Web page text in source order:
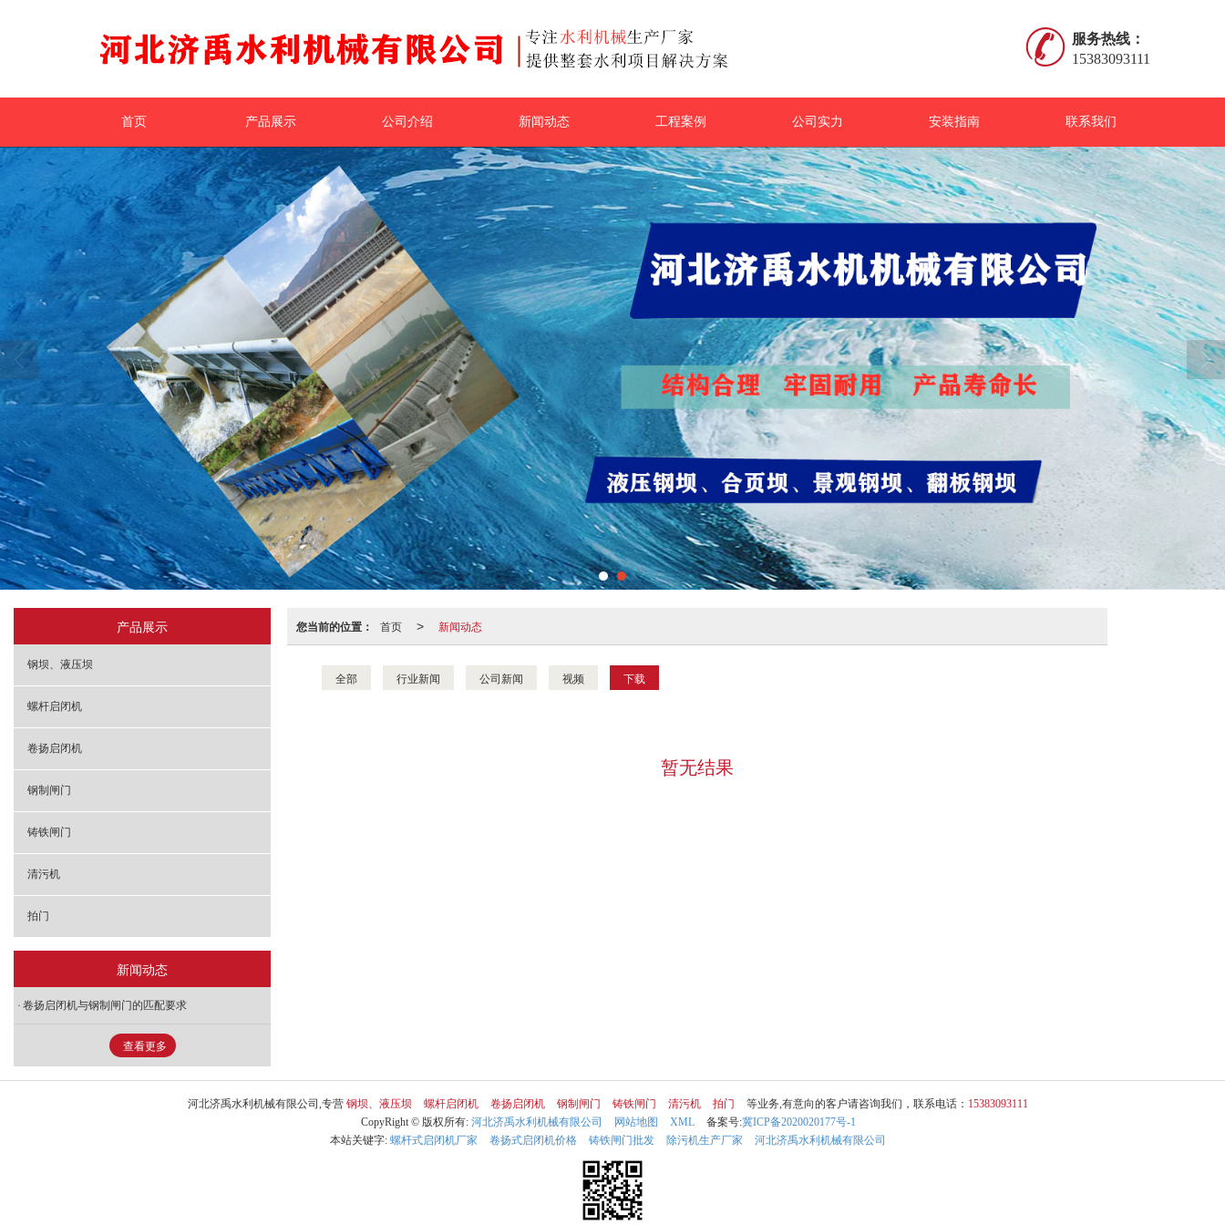
服务热线：
15383093111
首页 产品展示 公司介绍 新闻动态 工程案例 公司实力 安装指南 联系我们
您当前的位置： 首页 > 新闻动态
全部 行业新闻 公司新闻 视频 下载
暂无结果
产品展示
钢坝、液压坝
螺杆启闭机
卷扬启闭机
钢制闸门
铸铁闸门
清污机
拍门
新闻动态
卷扬启闭机与钢制闸门的匹配要求
查看更多
河北济禹水利机械有限公司,专营 钢坝、液压坝 螺杆启闭机 卷扬启闭机 钢制闸门 铸铁闸门 清污机 拍门 等业务,有意向的客户请咨询我们，联系电话： 15383093111
CopyRight © 版权所有: 河北济禹水利机械有限公司 网站地图 XML 备案号:冀ICP备2020020177号-1
本站关键字: 螺杆式启闭机厂家 卷扬式启闭机价格 铸铁闸门批发 除污机生产厂家 河北济禹水利机械有限公司